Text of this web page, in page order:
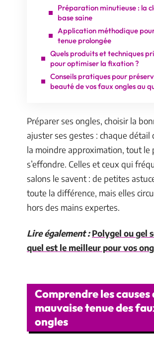
Préparation minutieuse : la
base saine
Application méthodique
tenue prolongée
Quels produits et techniques
pour optimiser la fixation ?
Conseils pratiques pour
beauté de vos faux ongles au
Préparer ses ongles, choisir la
ajuster ses gestes : chaque détail
la moindre approximation, tout le
s’effondre. Celles et ceux qui
salons le savent : de petites
toute la différence, mais elles
hors des mains expertes.
Lire également : Polygel ou gel
quel est le meilleur pour vos
Comprendre les causes
mauvaise tenue des
ongles